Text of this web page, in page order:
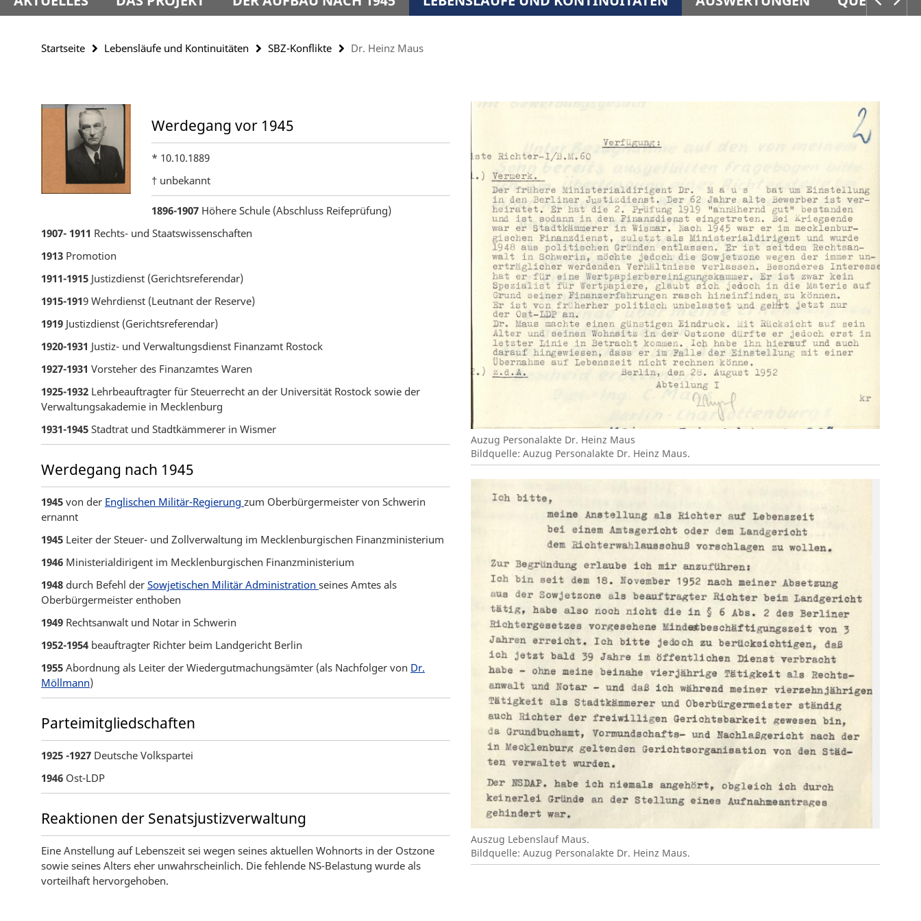
Startseite Lebensläufe und Kontinuitäten SBZ-Konflikte Dr. Heinz Maus
Werdegang vor 1945
* 10.10.1889
† unbekannt
1896-1907 Höhere Schule (Abschluss Reifeprüfung)
1907- 1911 Rechts- und Staatswissenschaften
1913 Promotion
1911-1915 Justizdienst (Gerichtsreferendar)
1915-1919 Wehrdienst (Leutnant der Reserve)
1919 Justizdienst (Gerichtsreferendar)
1920-1931 Justiz- und Verwaltungsdienst Finanzamt Rostock
1927-1931 Vorsteher des Finanzamtes Waren
1925-1932 Lehrbeauftragter für Steuerrecht an der Universität Rostock sowie der
Verwaltungsakademie in Mecklenburg
1931-1945 Stadtrat und Stadtkämmerer in Wismer
Werdegang nach 1945
1945 von der Englischen Militär-Regierung zum Oberbürgermeister von Schwerin
ernannt
1945 Leiter der Steuer- und Zollverwaltung im Mecklenburgischen Finanzministerium
1946 Ministerialdirigent im Mecklenburgischen Finanzministerium
1948 durch Befehl der Sowjetischen Militär Administration seines Amtes als
Oberbürgermeister enthoben
1949 Rechtsanwalt und Notar in Schwerin
1952-1954 beauftragter Richter beim Landgericht Berlin
1955 Abordnung als Leiter der Wiedergutmachungsämter (als Nachfolger von Dr.
Möllmann)
Parteimitgliedschaften
1925 -1927 Deutsche Volkspartei
1946 Ost-LDP
Reaktionen der Senatsjustizverwaltung
Eine Anstellung auf Lebenszeit sei wegen seines aktuellen Wohnorts in der Ostzone
sowie seines Alters eher unwahrscheinlich. Die fehlende NS-Belastung wurde als
vorteilhaft hervorgehoben.
Auzug Personalakte Dr. Heinz Maus
Bildquelle: Auzug Personalakte Dr. Heinz Maus.
Auszug Lebenslauf Maus.
Bildquelle: Auzug Personalakte Dr. Heinz Maus.